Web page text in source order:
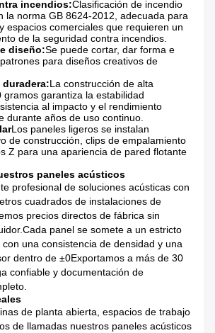
incendios:Clasificación de incendio
la norma GB 8624-2012, adecuada para
espacios comerciales que requieren un
de la seguridad contra incendios.
diseño:Se puede cortar, dar forma e
para diseños creativos de
La construcción de alta
gramos garantiza la estabilidad
al impacto y el rendimiento
durante años de uso continuo.
Los paneles ligeros se instalan
de construcción, clips de empalamiento
Z para una apariencia de pared flotante
paneles acústicos
profesional de soluciones acústicas con
cuadrados de instalaciones de
precios directos de fábrica sin
panel se somete a un estricto
una consistencia de densidad y una
dentro de ±0Exportamos a más de 30
confiable y documentación de
de planta abierta, espacios de trabajo
de llamadas nuestros paneles acústicos